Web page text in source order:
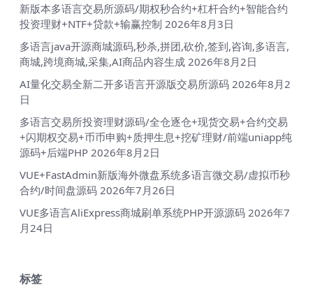
新版本多语言交易所源码/期权秒合约+杠杆合约+智能合约
投资理财+NTF+贷款+输赢控制 2026年8月3日
多语言java开源商城源码,秒杀,拼团,砍价,签到,咨询,多语言,
商城,跨境商城,采集,AI商品内容生成 2026年8月2日
AI量化交易全新二开多语言开源版交易所源码 2026年8月2
日
多语言交易所投资理财源码/全仓逐仓+现货交易+合约交易
+闪期权交易+币币申购+质押生息+挖矿理财/前端uniapp纯
源码+后端PHP 2026年8月2日
VUE+FastAdmin新版海外微盘系统多语言微交易/虚拟币秒
合约/时间盘源码 2026年7月26日
VUE多语言AliExpress商城刷单系统PHP开源源码 2026年7
月24日
标签